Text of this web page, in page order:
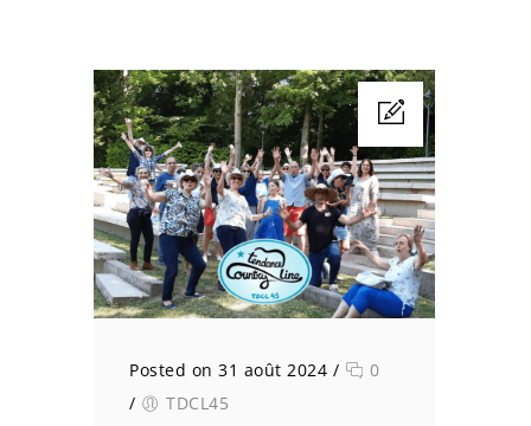
Posted on 31 août 2024 /
0
/
TDCL45